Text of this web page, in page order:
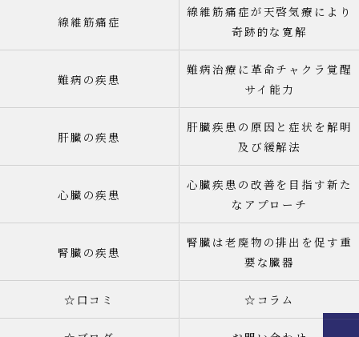
線維筋痛症
線維筋痛症が天啓気療により
奇跡的な寛解
難病の疾患
難病治療に革命チャクラ覚醒
サイ能力
肝臓の疾患
肝臓疾患の原因と症状を解明
及び緩解法
心臓の疾患
心臓疾患の改善を目指す新た
なアプローチ
腎臓の疾患
腎臓は老廃物の排出を促す重
要な臓器
☆口コミ ☆コラム